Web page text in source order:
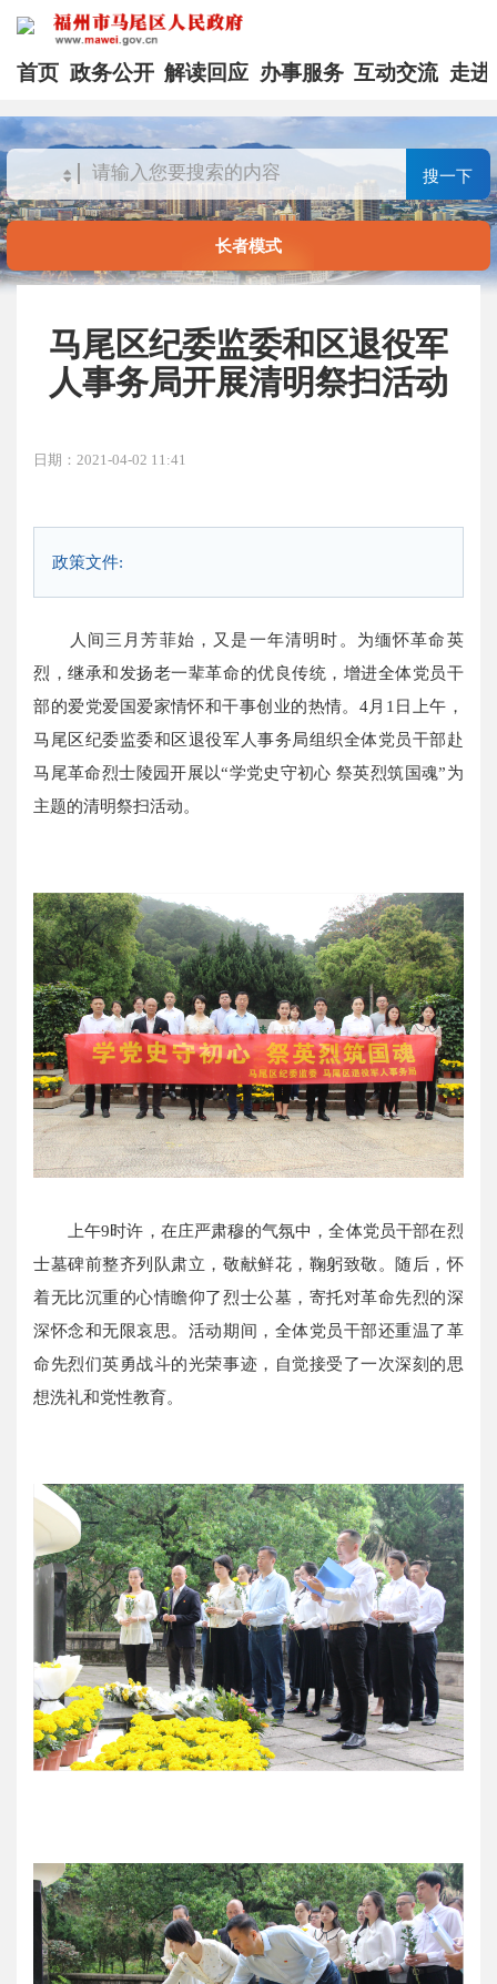
首页 政务公开 解读回应 办事服务 互动交流 走进
搜一下
长者模式
马尾区纪委监委和区退役军
人事务局开展清明祭扫活动
日期：2021-04-02 11:41
政策文件:
人间三月芳菲始，又是一年清明时。为缅怀革命英
烈，继承和发扬老一辈革命的优良传统，增进全体党员干
部的爱党爱国爱家情怀和干事创业的热情。4月1日上午，
马尾区纪委监委和区退役军人事务局组织全体党员干部赴
马尾革命烈士陵园开展以“学党史守初心 祭英烈筑国魂”为
主题的清明祭扫活动。
上午9时许，在庄严肃穆的气氛中，全体党员干部在烈
士墓碑前整齐列队肃立，敬献鲜花，鞠躬致敬。随后，怀
着无比沉重的心情瞻仰了烈士公墓，寄托对革命先烈的深
深怀念和无限哀思。活动期间，全体党员干部还重温了革
命先烈们英勇战斗的光荣事迹，自觉接受了一次深刻的思
想洗礼和党性教育。